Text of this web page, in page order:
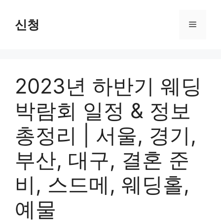
content신청 Menu
2023년 하반기 웨딩
박람회 일정 & 정보
총정리 | 서울, 경기,
부산, 대구, 결혼 준
비, 스드메, 웨딩홀,
예물